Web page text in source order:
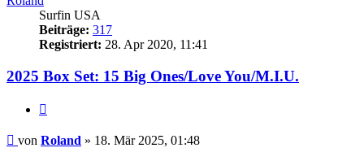
Surfin USA
Beiträge: 317
Registriert: 28. Apr 2020, 11:41
2025 Box Set: 15 Big Ones/Love You/M.I.U.
Beitrag
von Roland » 18. Mär 2025, 01:48